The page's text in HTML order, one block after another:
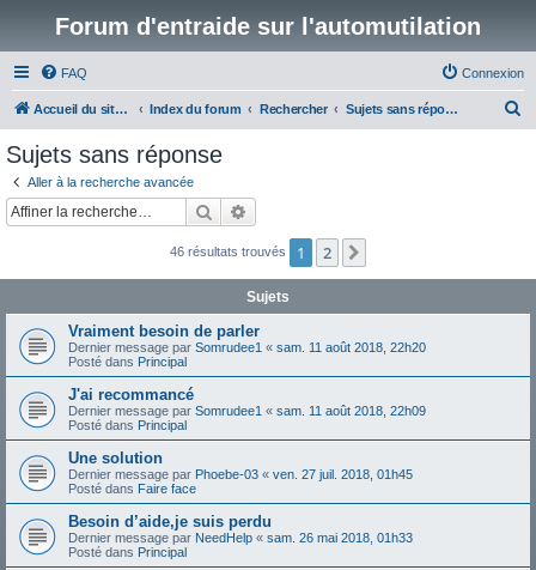
Forum d'entraide sur l'automutilation
FAQ Connexion
Accueil du site www.automutilations.info Index du forum Rechercher Sujets sans réponse
c
Sujets sans réponse
Aller à la recherche avancée
Rechercher
46 résultats trouvés 1 2
Sujets
Vraiment besoin de parler
Dernier message par Somrudee1 « sam. 11 août 2018, 22h20
Posté dans Principal
J'ai recommancé
Dernier message par Somrudee1 « sam. 11 août 2018, 22h09
Posté dans Principal
Une solution
Dernier message par Phoebe-03 « ven. 27 juil. 2018, 01h45
Posté dans Faire face
Besoin d’aide,je suis perdu
Dernier message par NeedHelp « sam. 26 mai 2018, 01h33
Posté dans Principal